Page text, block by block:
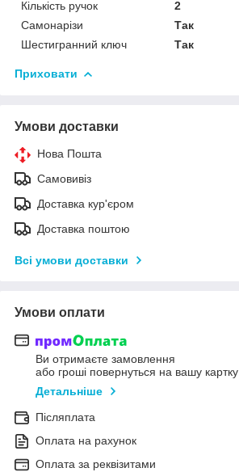
Кількість ручок
2
Самонарізи
Так
Шестигранний ключ
Так
Приховати
Умови доставки
Нова Пошта
Самовивіз
Доставка кур'єром
Доставка поштою
Всі умови доставки
Умови оплати
Ви отримаєте замовлення
або гроші повернуться на вашу картку
Детальніше
Післяплата
Оплата на рахунок
Оплата за реквізитами